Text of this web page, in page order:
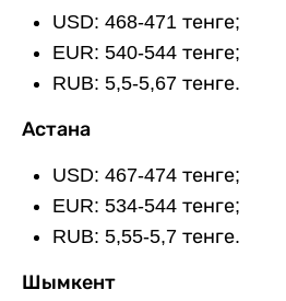
USD: 468-471 тенге;
EUR: 540-544 тенге;
RUB: 5,5-5,67 тенге.
Астана
USD: 467-474 тенге;
EUR: 534-544 тенге;
RUB: 5,55-5,7 тенге.
Шымкент